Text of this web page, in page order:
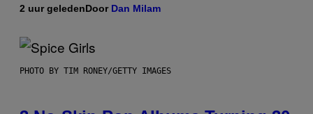
2 uur geledenDoor Dan Milam
PHOTO BY TIM RONEY/GETTY IMAGES